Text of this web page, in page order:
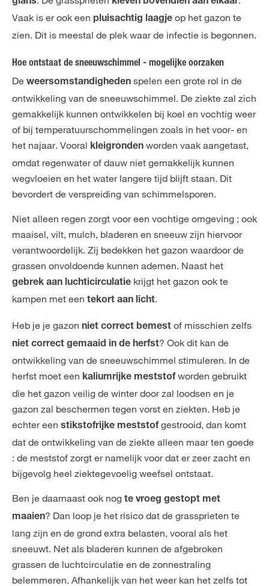
Vaak is er ook een pluisachtig laagje op het gazon te
zien. Dit is meestal de plek waar de infectie is begonnen.
Hoe ontstaat de sneeuwschimmel - mogelijke oorzaken
De weersomstandigheden spelen een grote rol in de
ontwikkeling van de sneeuwschimmel. De ziekte zal zich
gemakkelijk kunnen ontwikkelen bij koel en vochtig weer
of bij temperatuurschommelingen zoals in het voor- en
het najaar. Vooral kleigronden worden vaak aangetast,
omdat regenwater of dauw niet gemakkelijk kunnen
wegvloeien en het water langere tijd blijft staan. Dit
bevordert de verspreiding van schimmelsporen.
Niet alleen regen zorgt voor een vochtige omgeving ; ook
maaisel, vilt, mulch, bladeren en sneeuw zijn hiervoor
verantwoordelijk. Zij bedekken het gazon waardoor de
grassen onvoldoende kunnen ademen. Naast het
gebrek aan luchticirculatie krijgt het gazon ook te
kampen met een tekort aan licht.
Heb je je gazon niet correct bemest of misschien zelfs
niet correct gemaaid in de herfst? Ook dit kan de
ontwikkeling van de sneeuwschimmel stimuleren. In de
herfst moet een kaliumrijke meststofworden gebruikt
die het gazon veilig de winter door zal loodsen en je
gazon zal beschermen tegen vorst en ziekten. Heb je
echter een stikstofrijke meststofgestrooid, dan komt
dat de ontwikkeling van de ziekte alleen maar ten goede
: de meststof zorgt er namelijk voor dat er zeer zacht en
bijgevolg heel ziektegevoelig weefsel ontstaat.
Ben je daarnaast ook nog te vroeg gestopt met
maaien? Dan loop je het risico dat de grassprieten te
lang zijn en de grond extra belasten, vooral als het
sneeuwt. Net als bladeren kunnen de afgebroken
grassen de luchtcirculatie en de zonnestraling
belemmeren. Afhankelijk van het weer kan het zelfs tot